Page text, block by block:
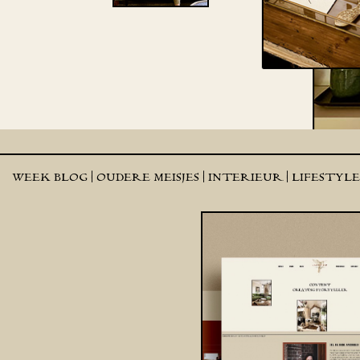
WEEK BLOG | OUDERE MEISJES | INTERIEUR | LIFESTYLE